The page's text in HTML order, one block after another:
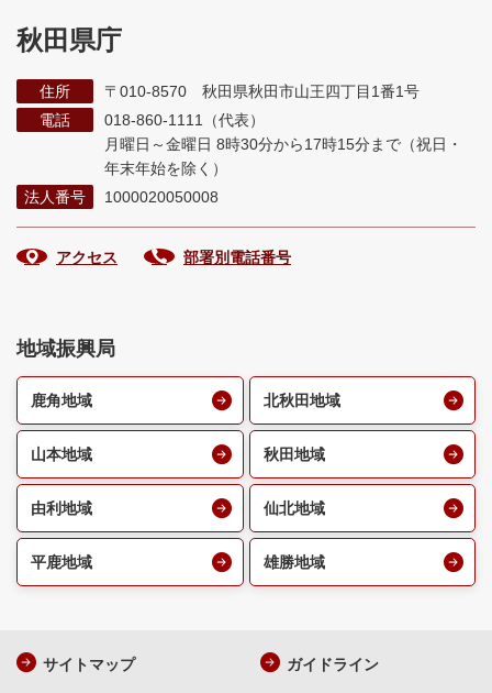
秋田県庁
住所
〒010-8570 秋田県秋田市山王四丁目1番1号
電話
018-860-1111（代表）
月曜日～金曜日 8時30分から17時15分まで （祝日・
年末年始を除く）
法人番号
1000020050008
アクセス 部署別電話番号
地域振興局
鹿角地域 北秋田地域
山本地域 秋田地域
由利地域 仙北地域
平鹿地域 雄勝地域
サイトマップ ガイドライン